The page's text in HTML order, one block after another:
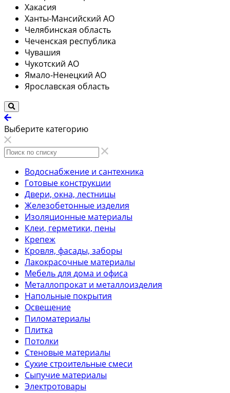
Хакасия
Ханты-Мансийский АО
Челябинская область
Чеченская республика
Чувашия
Чукотский АО
Ямало-Ненецкий АО
Ярославская область
Выберите категорию
Водоснабжение и сантехника
Готовые конструкции
Двери, окна, лестницы
Железобетонные изделия
Изоляционные материалы
Клеи, герметики, пены
Крепеж
Кровля, фасады, заборы
Лакокрасочные материалы
Мебель для дома и офиса
Металлопрокат и металлоизделия
Напольные покрытия
Освещение
Пиломатериалы
Плитка
Потолки
Стеновые материалы
Сухие строительные смеси
Сыпучие материалы
Электротовары